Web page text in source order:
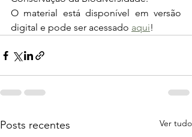
O material está disponível em versão
digital e pode ser acessado aqui!
Posts recentes Ver tudo